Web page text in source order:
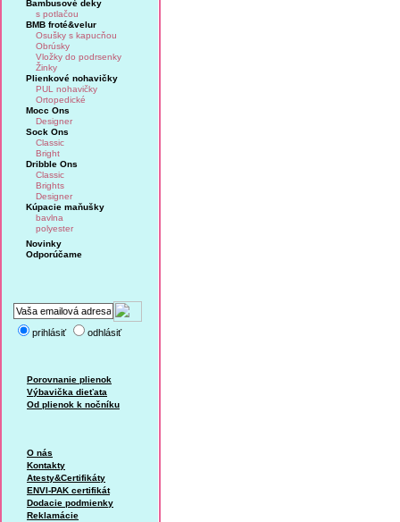
Bambusové deky
s potlačou
BMB froté&velur
Osušky s kapucňou
Obrúsky
Vložky do podrsenky
Žinky
Plienkové nohavičky
PUL nohavičky
Ortopedické
Mocc Ons
Designer
Sock Ons
Classic
Bright
Dribble Ons
Classic
Brights
Designer
Kúpacie maňušky
bavlna
polyester
Novinky
Odporúčame
prihlásiť odhlásiť
Porovnanie plienok
Výbavička dieťata
Od plienok k nočníku
O nás
Kontakty
Atesty&Certifikáty
ENVI-PAK certifikát
Dodacie podmienky
Reklamácie